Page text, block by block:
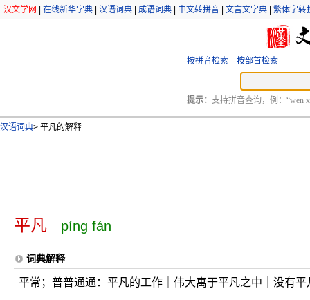
汉文学网 在线新华字典 汉语词典 成语词典 中文转拼音 文言文字典 繁体字转
按拼音检索 按部首检索
提示： 支持拼音查询，例：“wen
汉语词典> 平凡的解释
平凡 píng fán
词典解释
平常；普普通通：平凡的工作｜伟大寓于平凡之中｜没有